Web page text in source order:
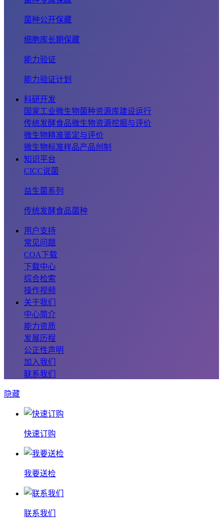
菌种公开保藏
细胞库长期保藏
能力验证
能力验证计划
科研开发
国家工业微生物菌种资源库建设运行
传统发酵食品微生物资源挖掘与评价
微生物精准鉴定与评价
微生物标准样品产品创制
知识平台
CICC说菌
益生菌系列
传统发酵食品菌种
用户支持
常见问题
COA下载
下载中心
综合检索
操作视频
关于我们
中心简介
能力资质
发展历程
公正性声明
加入我们
联系我们
隐藏
快速订购
我要送检
联系我们